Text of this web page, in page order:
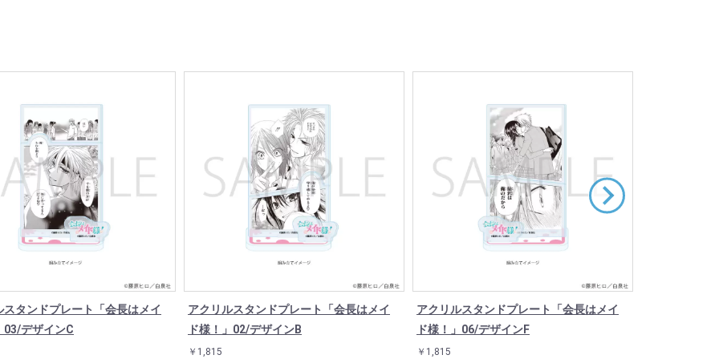
スタンドプレート「会長はメイ
03/デザインC
アクリルスタンドプレート「会長はメイ
ド様！」02/デザインB
￥1,815
アクリルスタンドプレート「会長はメイ
ド様！」06/デザインF
￥1,815